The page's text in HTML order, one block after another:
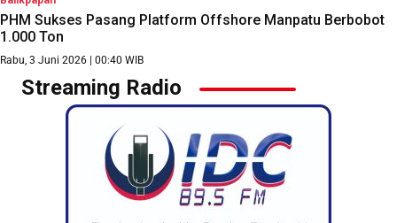
PHM Sukses Pasang Platform Offshore Manpatu Berbobot
1.000 Ton
Rabu, 3 Juni 2026 | 00:40 WIB
Streaming Radio